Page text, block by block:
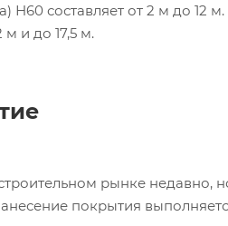
Н60 составляет от 2 м до 12
и до 17,5 м.
рынке недавно,
покрытия